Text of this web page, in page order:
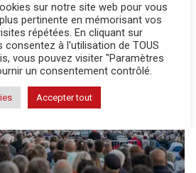
pour mieux manger
sur notre site web pour vous
pertinente en mémorisant vos
répétées. En cliquant sur
à l'utilisation de TOUS
vous pouvez visiter "Paramètres
un consentement contrôlé.
Accepter tout